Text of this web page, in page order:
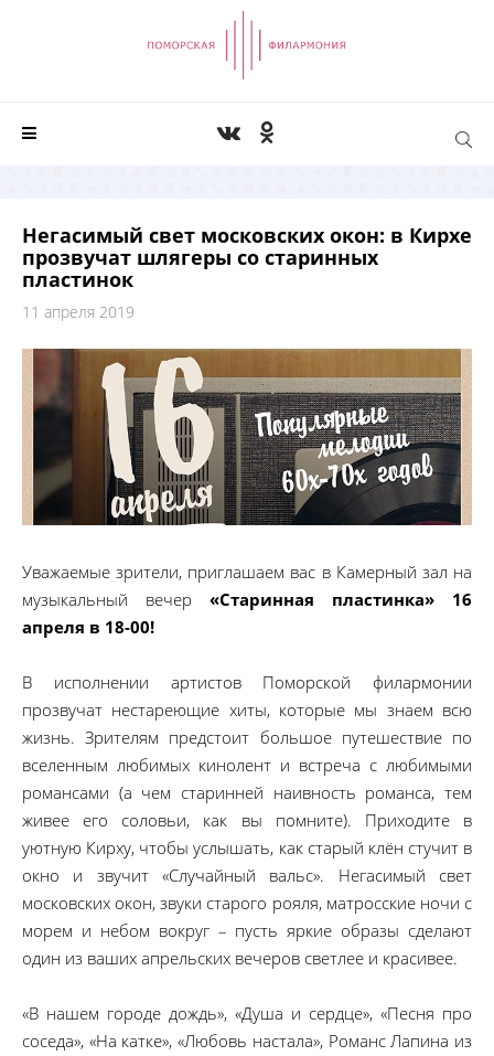
Негасимый свет московских окон: в Кирхе
прозвучат шлягеры со старинных
пластинок
11 апреля 2019
Уважаемые зрители, приглашаем вас в Камерный зал на
музыкальный вечер «Старинная пластинка» 16
апреля в 18-00!
В исполнении артистов Поморской филармонии
прозвучат нестареющие хиты, которые мы знаем всю
жизнь. Зрителям предстоит большое путешествие по
вселенным любимых кинолент и встреча с любимыми
романсами (а чем старинней наивность романса, тем
живее его соловьи, как вы помните). Приходите в
уютную Кирху, чтобы услышать, как старый клён стучит в
окно и звучит «Случайный вальс». Негасимый свет
московских окон, звуки старого рояля, матросские ночи с
морем и небом вокруг – пусть яркие образы сделают
один из ваших апрельских вечеров светлее и красивее.
«В нашем городе дождь», «Душа и сердце», «Песня про
соседа», «На катке», «Любовь настала», Романс Лапина из